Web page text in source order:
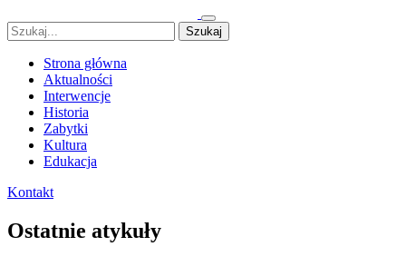
Strona główna
Aktualności
Interwencje
Historia
Zabytki
Kultura
Edukacja
Kontakt
Ostatnie atykuły